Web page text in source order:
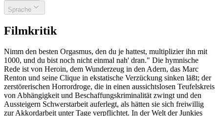
Sprache
Filmkritik
Nimm den besten Orgasmus, den du je hattest, multiplizier ihn mit
1000, und du bist noch nicht einmal nah' dran." Die hymnische
Rede ist von Heroin, dem Wunderzeug in den Adern, das Marc
Renton und seine Clique in ekstatische Verzückung sinken läßt; der
zerstörerischen Horrordroge, die in einen aussichtslosen Teufelskreis
von Abhängigkeit und Beschaffungskriminalität zwingt und den
Aussteigern Schwerstarbeit auferlegt, als hätten sie sich freiwillig
zur Akkordarbeit unter Tage verpflichtet. In der Welt der Junkies